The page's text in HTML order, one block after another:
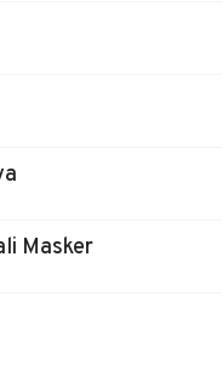
Masker